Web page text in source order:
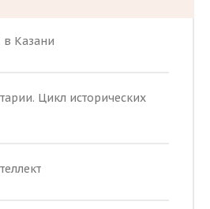
Казани
Цикл исторических